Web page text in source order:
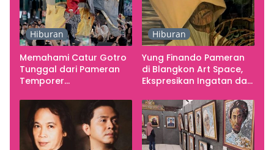
Hiburan
Memahami Catur Gotro
Tunggal dari Pameran
Temporer
Hiburan
Yung Finando Pameran
di Blangkon Art Space,
Ekspresikan Ingatan dan